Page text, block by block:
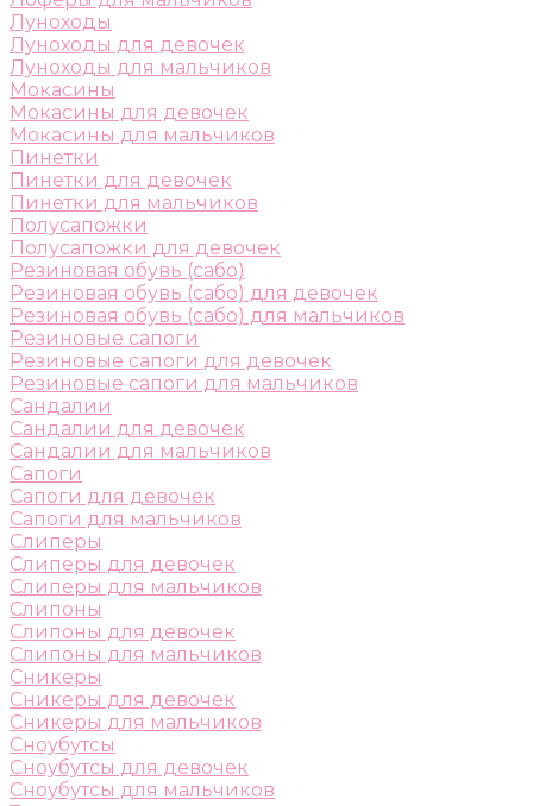
Луноходы
Луноходы для девочек
Луноходы для мальчиков
Мокасины
Мокасины для девочек
Мокасины для мальчиков
Пинетки
Пинетки для девочек
Пинетки для мальчиков
Полусапожки
Полусапожки для девочек
Резиновая обувь (сабо)
Резиновая обувь (сабо) для девочек
Резиновая обувь (сабо) для мальчиков
Резиновые сапоги
Резиновые сапоги для девочек
Резиновые сапоги для мальчиков
Сандалии
Сандалии для девочек
Сандалии для мальчиков
Сапоги
Сапоги для девочек
Сапоги для мальчиков
Слиперы
Слиперы для девочек
Слиперы для мальчиков
Слипоны
Слипоны для девочек
Слипоны для мальчиков
Сникеры
Сникеры для девочек
Сникеры для мальчиков
Сноубутсы
Сноубутсы для девочек
Сноубутсы для мальчиков